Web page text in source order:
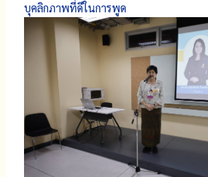
บุคลิกภาพที่ดีในการพูด